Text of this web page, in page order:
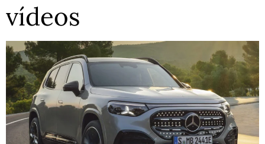
vídeos